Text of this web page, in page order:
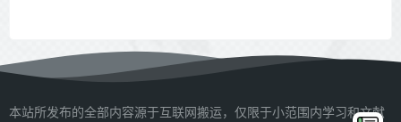
本站所发布的全部内容源于互联网搬运，仅限于小范围内学习和文献